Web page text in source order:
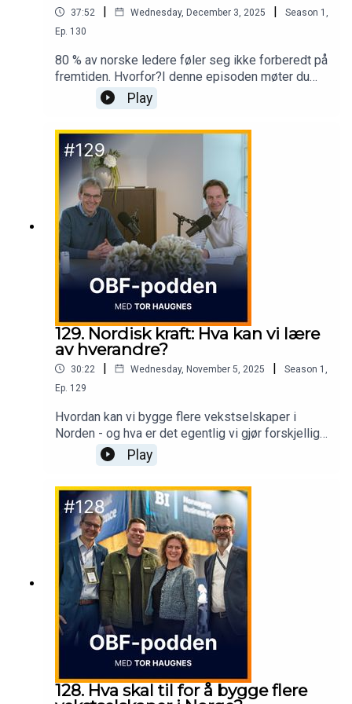
37:52 | Wednesday, December 3, 2025 | Season 1
Ep. 130
80 % av norske ledere føler seg ikke forberedt på
fremtiden. Hvorfor?I denne episoden møter du
Iselin Songe-Møller og Paal Holter fra Sopra
Steria - som mener at fremtidens ledelse ikke
mennesker.Hvordan lukker vi gapet mellom planer
og faktisk adferd? Hva betyr det å være «future
ready» i praksis?
Play
129. Nordisk kraft: Hva kan vi lære
av hverandre?
30:22 | Wednesday, November 5, 2025 | Season 1
Ep. 129
Hvordan kan vi bygge flere vekstselskaper i
Norden - og hva er det egentlig vi gjør forskjellig i
Norge og Sverige?Samtalen handler om hvordan
vi kan skape mer fart, flere posisjoner og større
du Jan Christian Fosseidbråten, CEO i Eidra - et
konsulentselskap som kombinerer strategi,
kreativitet og teknologi.Sammen med Tor
Haugnes diskuterer han hva som skiller Norge og
Sverige, hvordan vi bygger sterke merkevarer i
Norden, og hvorfor det haster å tenke
fremover.Spilt inn i Eidra House.
Play
128. Hva skal til for å bygge flere